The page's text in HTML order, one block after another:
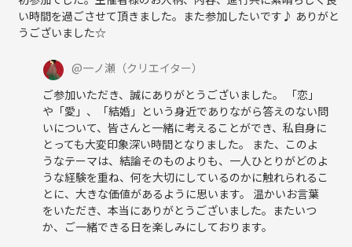
い時間を過ごさせて頂きました。また参加したいです♪ ありがと
うございました☆
@一ノ瀬 （クリエイター）
ご参加いただき、誠にありがとうございました。 「恋」
や「愛」、「結婚」という身近でありながら答えのない問
いについて、皆さんと一緒に考えることができ、私自身に
とっても大変印象深い時間となりました。 また、このよ
うなテーマは、結論そのものよりも、一人ひとりがどのよ
うな経験を重ね、何を大切にしているのかに触れられるこ
とに、大きな価値があるように思います。 温かいお言葉
をいただき、本当にありがとうございました。またいつ
か、ご一緒できる日を楽しみにしております。